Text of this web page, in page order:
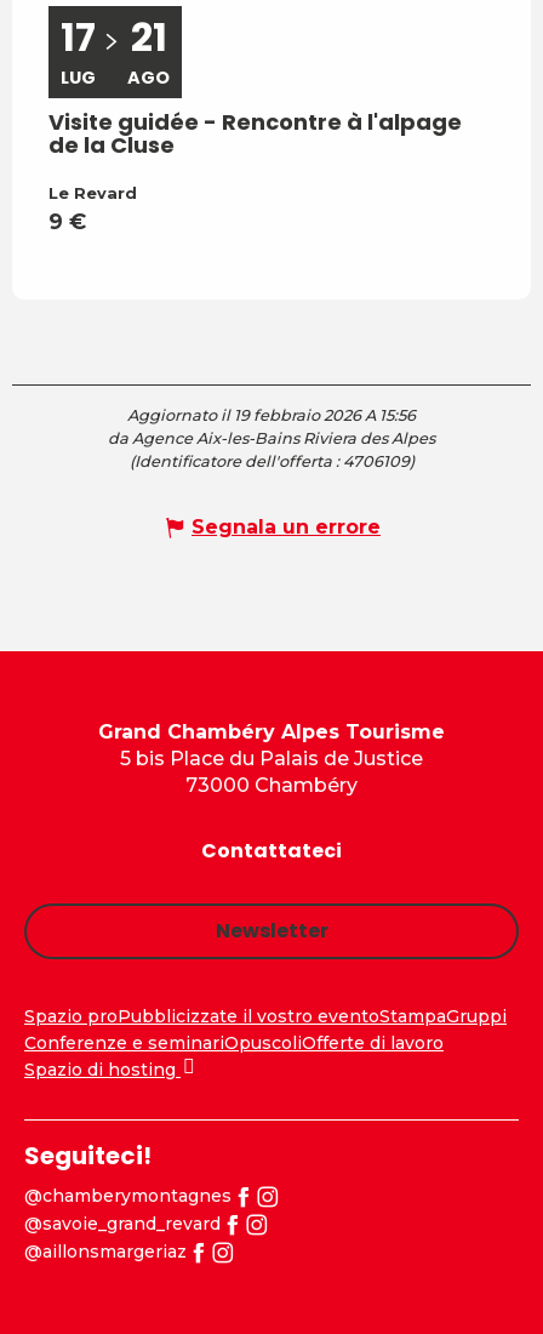
9 €
17
LUG
21
AGO
Visite guidée - Rencontre à l'alpage
de la Cluse
Le Revard
Aggiornato il 19 febbraio 2026 A 15:56
da Agence Aix-les-Bains Riviera des Alpes
(Identificatore dell'offerta : 4706109)
Segnala un errore
Grand Chambéry Alpes Tourisme
5 bis Place du Palais de Justice
73000 Chambéry
Contattateci
Newsletter
Spazio proPubblicizzate il vostro eventoStampaGruppi
Conferenze e seminariOpuscoliOfferte di lavoro
Spazio di hosting
Seguiteci!
@chamberymontagnes
@savoie_grand_revard
@aillonsmargeriaz